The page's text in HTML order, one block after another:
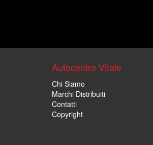
Autocentro Vitale
Chi Siamo
Marchi Distribuiti
Contatti
Copyright